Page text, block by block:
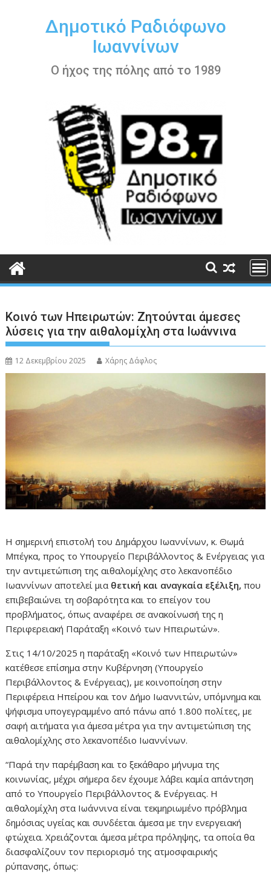
περιεχόμενοΔημοτικό Ραδιόφωνο
Ιωαννίνων
Ο ήχος της πόλης από το 1989
Κοινό των Ηπειρωτών: Ζητούνται άμεσες
λύσεις για την αιθαλομίχλη στα Ιωάννινα
12 Δεκεμβρίου 2025 Χάρης Δάφλος
Η σημερινή επιστολή του Δημάρχου Ιωαννίνων, κ. Θωμά
Μπέγκα, προς το Υπουργείο Περιβάλλοντος & Ενέργειας για
την αντιμετώπιση της αιθαλομίχλης στο λεκανοπέδιο
Ιωαννίνων αποτελεί μια θετική και αναγκαία εξέλιξη, που
επιβεβαιώνει τη σοβαρότητα και το επείγον του
προβλήματος, όπως αναφέρει σε ανακοίνωσή της η
Περιφερειακή Παράταξη «Κοινό των Ηπειρωτών».
Στις 14/10/2025 η παράταξη «Κοινό των Ηπειρωτών»
κατέθεσε επίσημα στην Κυβέρνηση (Υπουργείο
Περιβάλλοντος & Ενέργειας), με κοινοποίηση στην
Περιφέρεια Ηπείρου και τον Δήμο Ιωαννιτών, υπόμνημα και
ψήφισμα υπογεγραμμένο από πάνω από 1.800 πολίτες, με
σαφή αιτήματα για άμεσα μέτρα για την αντιμετώπιση της
αιθαλομίχλης στο λεκανοπέδιο Ιωαννίνων.
“Παρά την παρέμβαση και το ξεκάθαρο μήνυμα της
κοινωνίας, μέχρι σήμερα δεν έχουμε λάβει καμία απάντηση
από το Υπουργείο Περιβάλλοντος & Ενέργειας. Η
αιθαλομίχλη στα Ιωάννινα είναι τεκμηριωμένο πρόβλημα
δημόσιας υγείας και συνδέεται άμεσα με την ενεργειακή
φτώχεια. Χρειάζονται άμεσα μέτρα πρόληψης, τα οποία θα
διασφαλίζουν τον περιορισμό της ατμοσφαιρικής
ρύπανσης, όπως: